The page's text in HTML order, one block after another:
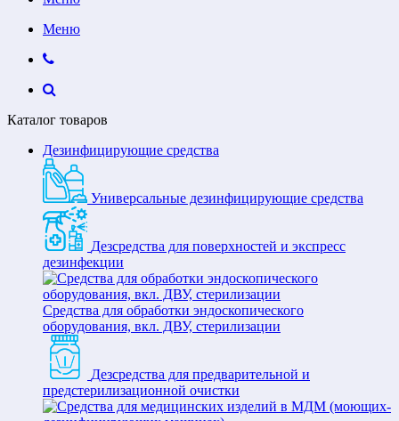
Меню
Каталог товаров
Дезинфицирующие средства
Универсальные дезинфицирующие средства
Дезсредства для поверхностей и экспресс
дезинфекции
Средства для обработки эндоскопического
оборудования, вкл. ДВУ, стерилизации
Дезсредства для предварительной и
предстерилизационной очистки